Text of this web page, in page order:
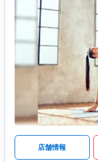
店舗情報